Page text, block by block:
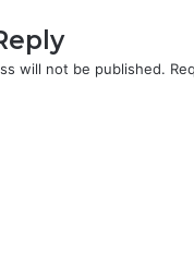
will not be published.